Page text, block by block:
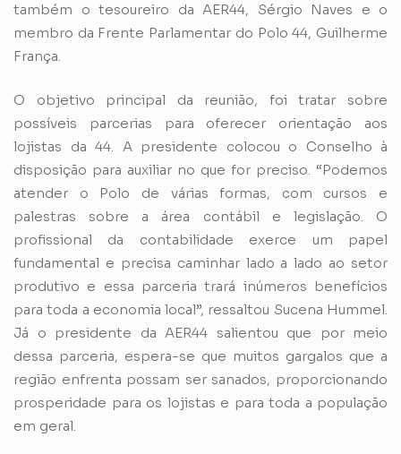
também o tesoureiro da AER44, Sérgio Naves e o
membro da Frente Parlamentar do Polo 44, Guilherme
França.
O objetivo principal da reunião, foi tratar sobre
possíveis parcerias para oferecer orientação aos
lojistas da 44. A presidente colocou o Conselho à
disposição para auxiliar no que for preciso. “Podemos
atender o Polo de várias formas, com cursos e
palestras sobre a área contábil e legislação. O
profissional da contabilidade exerce um papel
fundamental e precisa caminhar lado a lado ao setor
produtivo e essa parceria trará inúmeros benefícios
para toda a economia local”, ressaltou Sucena Hummel.
Já o presidente da AER44 salientou que por meio
dessa parceria, espera-se que muitos gargalos que a
região enfrenta possam ser sanados, proporcionando
prosperidade para os lojistas e para toda a população
em geral.